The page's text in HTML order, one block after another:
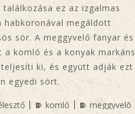
ez az izgalmas
habkoronával megáldott
sör. A meggyvelő fanyar és
a komló és a konyak markáns
ki, és együtt adják ezt
egyedi sört.
komló meggyvelõ